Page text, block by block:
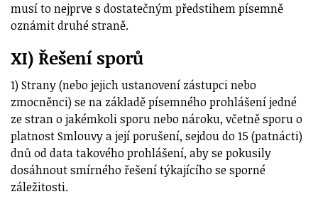
musí to nejprve s dostatečným předstihem písemně
oznámit druhé straně.
XI) Řešení sporů
1) Strany (nebo jejich ustanovení zástupci nebo
zmocněnci) se na základě písemného prohlášení jedné
ze stran o jakémkoli sporu nebo nároku, včetně sporu o
platnost Smlouvy a její porušení, sejdou do 15 (patnácti)
dnů od data takového prohlášení, aby se pokusily
dosáhnout smírného řešení týkajícího se sporné
záležitosti.